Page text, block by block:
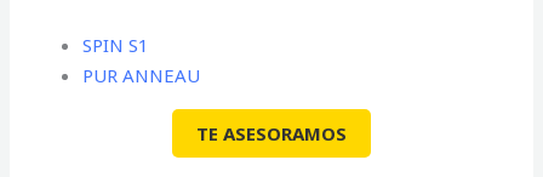
SPIN S1
PUR ANNEAU
TE ASESORAMOS